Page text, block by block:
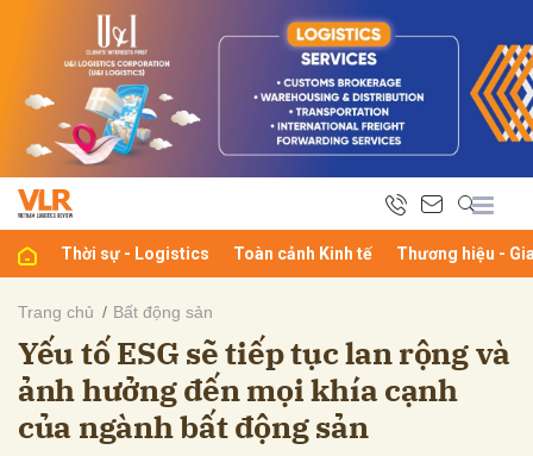
Thời sự - Logistics Toàn cảnh Kinh tế Thương hiệu -
Trang chủ Bất động sản
Yếu tố ESG sẽ tiếp tục lan rộng và
ảnh hưởng đến mọi khía cạnh
của ngành bất động sản
luận
Hủy